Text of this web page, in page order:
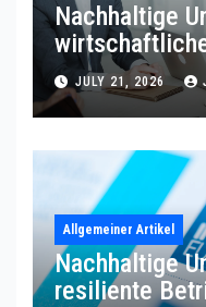
Nachhaltige
JULY 21, 2026
Allgemeiner Artikel
Nachhaltige
resiliente